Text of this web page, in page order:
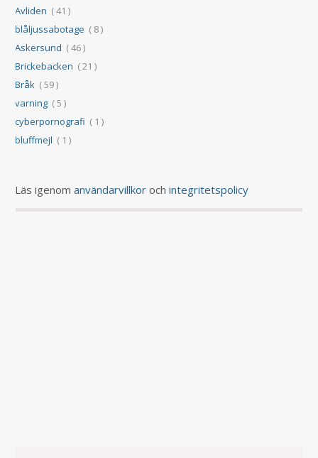
Avliden ( 41 )
blåljussabotage ( 8 )
Askersund ( 46 )
Brickebacken ( 21 )
Bråk ( 59 )
varning ( 5 )
cyberpornografi ( 1 )
bluffmejl ( 1 )
Läs igenomanvändarvillkor ochintegritetspolicy